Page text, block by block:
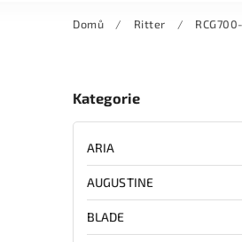
Domů / Ritter /
Kategorie
ARIA
AUGUSTINE
BLADE